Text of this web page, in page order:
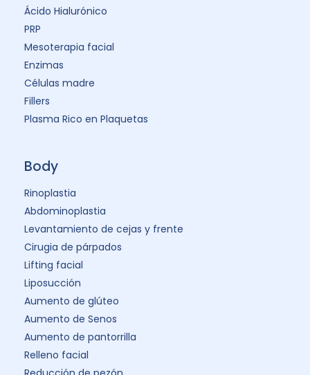
Ácido Hialurónico
PRP
Mesoterapia facial
Enzimas
Células madre
Fillers
Plasma Rico en Plaquetas
Body
Rinoplastia
Abdominoplastia
Levantamiento de cejas y frente
Cirugia de párpados
Lifting facial
Liposucción
Aumento de glúteo
Aumento de Senos
Aumento de pantorrilla
Relleno facial